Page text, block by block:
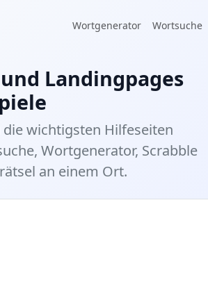
Wortgenerator Wortsuche
Landingpages
wichtigsten Hilfeseiten
Wortgenerator, Scrabble
an einem Ort.